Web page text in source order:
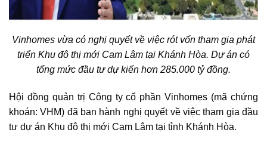
Vinhomes vừa có nghị quyết về việc rót vốn tham gia phát
triển Khu đô thị mới Cam Lâm tại Khánh Hòa. Dự án có
tổng mức đầu tư dự kiến hơn 285.000 tỷ đồng.
Hội đồng quản trị Công ty cổ phần Vinhomes (mã chứng
khoán: VHM) đã ban hành nghị quyết về việc tham gia đầu
tư dự án Khu đô thị mới Cam Lâm tại tỉnh Khánh Hòa.